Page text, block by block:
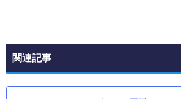
関連記事